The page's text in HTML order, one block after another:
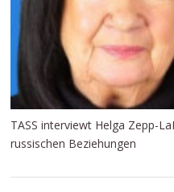
TASS interviewt Helga Zepp-
russischen Beziehungen